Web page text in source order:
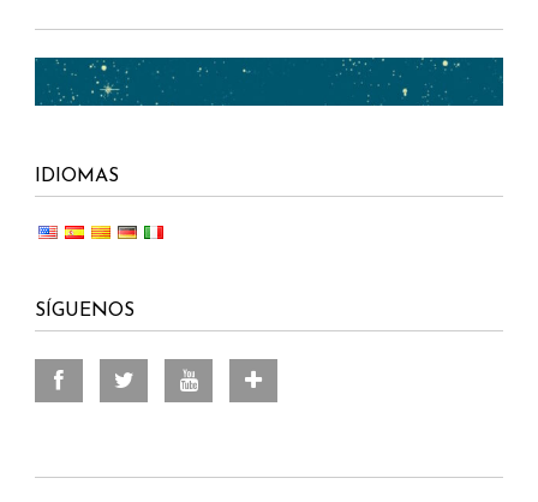
IDIOMAS
SÍGUENOS